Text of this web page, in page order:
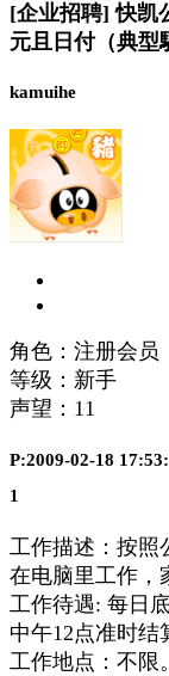
[企业招聘] 快凯
元且日付（典型
kamuihe
角色：注册会员
等级：新手
声望： 11
P:2009-02-18
1
工作描述：按照
在电脑里工作，
工作待遇: 每日
中午12点准时结
工作地点：不限